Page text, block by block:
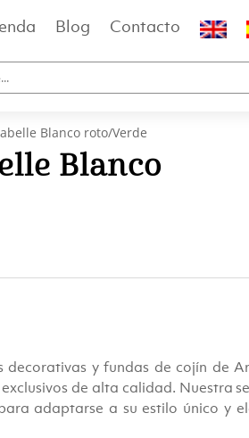
Blog Contacto
Blanco roto/Verde
Blanco
y fundas de cojín de
de alta calidad. Nuestra
adaptarse a su estilo único y